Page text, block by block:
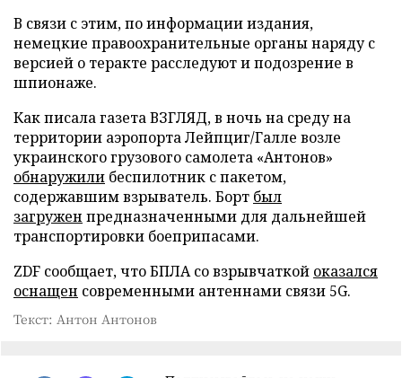
В связи с этим, по информации издания,
немецкие правоохранительные органы наряду с
версией о теракте расследуют и подозрение в
шпионаже.
Как писала газета ВЗГЛЯД, в ночь на среду на
территории аэропорта Лейпциг/Галле возле
украинского грузового самолета «Антонов»
обнаружили беспилотник с пакетом,
содержавшим взрыватель. Борт был
загружен предназначенными для дальнейшей
транспортировки боеприпасами.
ZDF сообщает, что БПЛА со взрывчаткой оказался
оснащен современными антеннами связи 5G.
Текст: Антон Антонов